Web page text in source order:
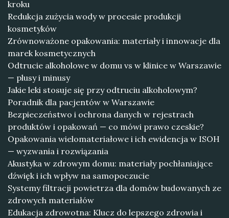
kroku
Redukcja zużycia wody w procesie produkcji
kosmetyków
Zrównoważone opakowania: materiały i innowacje dla
marek kosmetycznych
Odtrucie alkoholowe w domu vs w klinice w Warszawie
— plusy i minusy
Jakie leki stosuje się przy odtruciu alkoholowym?
Poradnik dla pacjentów w Warszawie
Bezpieczeństwo i ochrona danych w rejestrach
produktów i opakowań — co mówi prawo czeskie?
Opakowania wielomateriałowe i ich ewidencja w ISOH
— wyzwania i rozwiązania
Akustyka w zdrowym domu: materiały pochłaniające
dźwięk i ich wpływ na samopoczucie
Systemy filtracji powietrza dla domów budowanych ze
zdrowych materiałów
Edukacja zdrowotna: Klucz do lepszego zdrowia i